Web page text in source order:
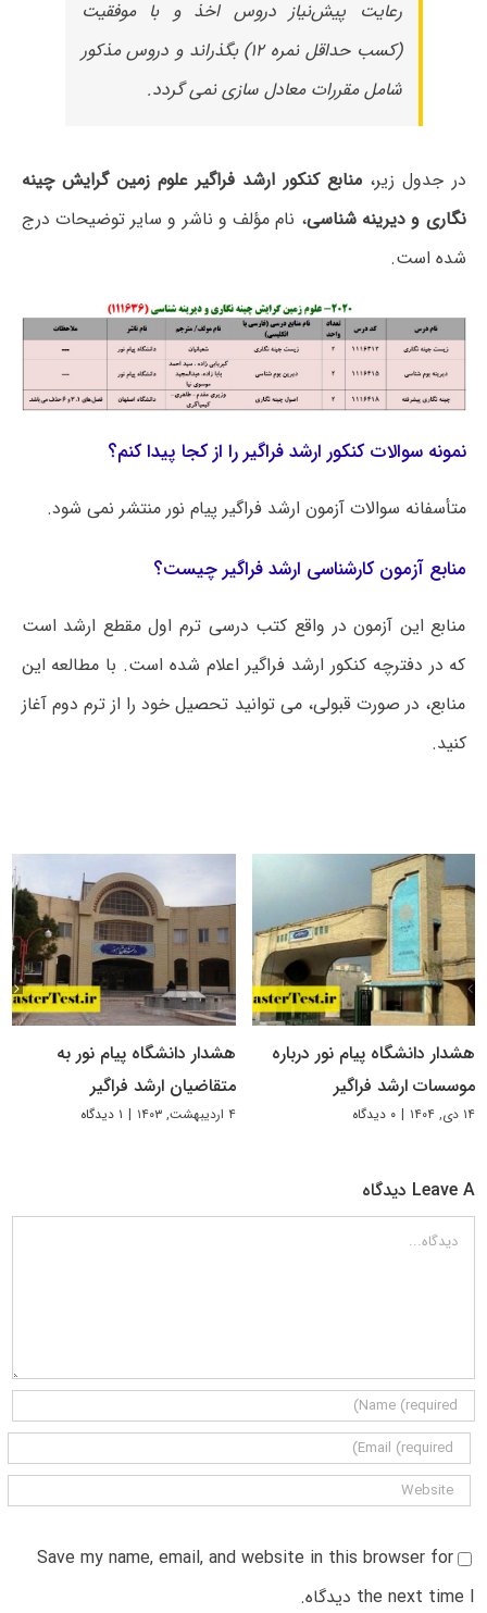
رعایت پیش‌نیاز دروس اخذ و با موفقیت
(کسب حداقل نمره ۱۲) بگذراند و دروس مذکور
شامل مقررات معادل سازی نمی گردد.
در جدول زیر،منابع کنکور ارشد فراگیر علوم زمین گرایش چینه
نگاری و دیرینه شناسی، نام مؤلف و ناشر و سایر توضیحات درج
شده است.
نمونه سوالات کنکور ارشد فراگیر را از کجا پیدا کنم؟
متأسفانه سوالات آزمون ارشد فراگیر پیام نور منتشر نمی شود.
منابع آزمون کارشناسی ارشد فراگیر چیست؟
منابع این آزمون در واقع کتب درسی ترم اول مقطع ارشد است
که در دفترچه کنکور ارشد فراگیر اعلام شده است. با مطالعه این
منابع، در صورت قبولی، می توانید تحصیل خود را از ترم دوم آغاز
کنید.
هشدار دانشگاه پیام نور درباره
موسسات ارشد فراگیر
۱۴ دی, ۱۴۰۴ | ۰ دیدگاه
هشدار دانشگاه پیام نور به
متقاضیان ارشد فراگیر
۴ اردیبهشت, ۱۴۰۳ | ۱ دیدگاه
Leave A دیدگاه
دیدگاه
Save my name, email, and website in this browser for
the next time I دیدگاه.